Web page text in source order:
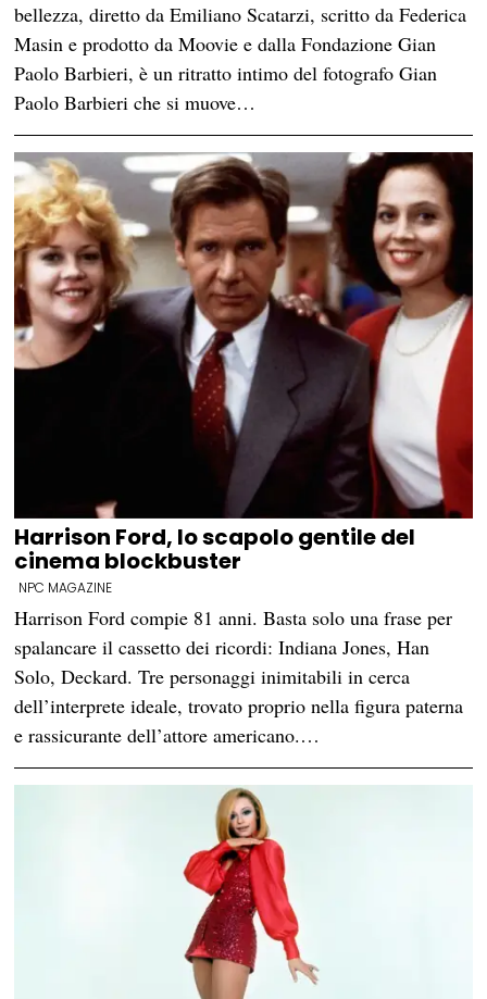
bellezza, diretto da Emiliano Scatarzi, scritto da Federica
Masin e prodotto da Moovie e dalla Fondazione Gian
Paolo Barbieri, è un ritratto intimo del fotografo Gian
Paolo Barbieri che si muove…
Harrison Ford, lo scapolo gentile del
cinema blockbuster
NPC MAGAZINE
Harrison Ford compie 81 anni. Basta solo una frase per
spalancare il cassetto dei ricordi: Indiana Jones, Han
Solo, Deckard. Tre personaggi inimitabili in cerca
dell’interprete ideale, trovato proprio nella figura paterna
e rassicurante dell’attore americano.…